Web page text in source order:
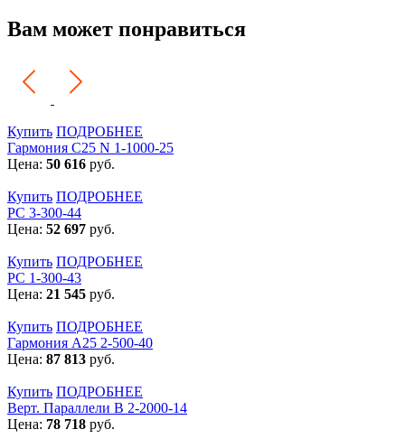
Вам может понравиться
Купить ПОДРОБНЕЕ
Гармония С25 N 1-1000-25
Цена: 50 616 руб.
Купить ПОДРОБНЕЕ
РС 3-300-44
Цена: 52 697 руб.
Купить ПОДРОБНЕЕ
РС 1-300-43
Цена: 21 545 руб.
Купить ПОДРОБНЕЕ
Гармония А25 2-500-40
Цена: 87 813 руб.
Купить ПОДРОБНЕЕ
Верт. Параллели В 2-2000-14
Цена: 78 718 руб.